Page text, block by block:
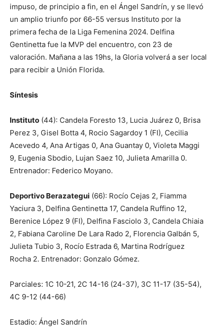
impuso, de principio a fin, en el Ángel Sandrín, y se llevó
un amplio triunfo por 66-55 versus Instituto por la
primera fecha de la Liga Femenina 2024. Delfina
Gentinetta fue la MVP del encuentro, con 23 de
valoración. Mañana a las 19hs, la Gloria volverá a ser local
para recibir a Unión Florida.
Síntesis
Instituto (44): Candela Foresto 13, Lucia Juárez 0, Brisa
Perez 3, Gisel Botta 4, Rocio Sagardoy 1 (FI), Cecilia
Acevedo 4, Ana Artigas 0, Ana Guantay 0, Violeta Maggi
9, Eugenia Sbodio, Lujan Saez 10, Julieta Amarilla 0.
Entrenador: Federico Moyano.
Deportivo Berazategui (66): Rocío Cejas 2, Fiamma
Yaciura 3, Delfina Gentinetta 17, Candela Ruffino 12,
Berenice López 9 (FI), Delfina Fasciolo 3, Candela Chiaia
2, Fabiana Caroline De Lara Rado 2, Florencia Galbán 5,
Julieta Tubio 3, Rocío Estrada 6, Martina Rodríguez
Rocha 2. Entrenador: Gonzalo Gómez.
Parciales: 1C 10-21, 2C 14-16 (24-37), 3C 11-17 (35-54),
4C 9-12 (44-66)
Estadio: Ángel Sandrín